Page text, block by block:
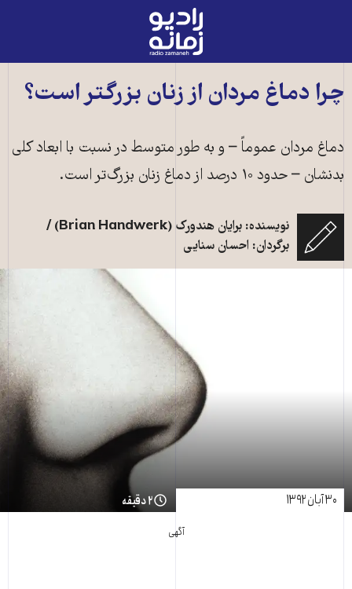
رادیو
زمانه
صفحه
چرا دماغ مردان از زنان بزرگتر است؟
دماغ مردان عموماً – و به طور متوسط در نسبت با ابعاد کلی
بدنشان – حدود ۱۰ درصد از دماغ زنان بزرگ‌تر است.
نویسنده: برایان هندورک (Brian Handwerk) /
برگردان: احسان سنایی
۳۰ آبان ۱۳۹۲ ۲ دقیقه
آگهی